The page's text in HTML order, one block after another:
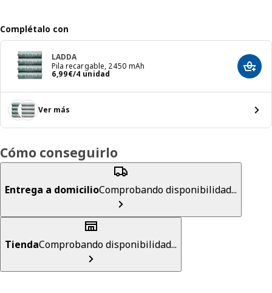
Complétalo con
LADDA
Pila recargable, 2450 mAh
6,99€/4 unidad
El precio 6,99€/4 unidad
Ver más
Cómo conseguirlo
Entrega a domicilioComprobando disponibilidad...
TiendaComprobando disponibilidad...